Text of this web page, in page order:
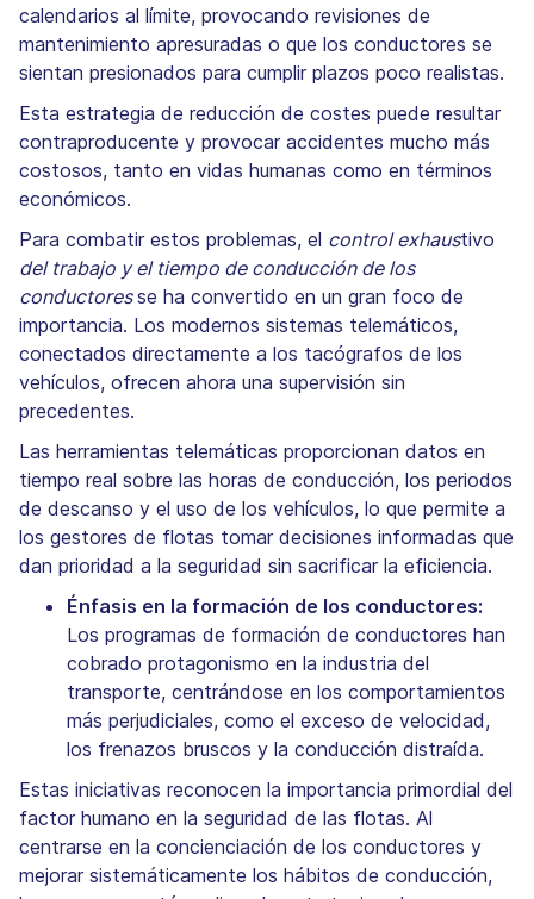
calendarios al límite, provocando revisiones de
mantenimiento apresuradas o que los conductores se
sientan presionados para cumplir plazos poco realistas.
Esta estrategia de reducción de costes puede resultar
contraproducente y provocar accidentes mucho más
costosos, tanto en vidas humanas como en términos
económicos.
Para combatir estos problemas, el control exhaustivo
del trabajo y el tiempo de conducción de los
conductoresse ha convertido en un gran foco de
importancia. Los modernos sistemas telemáticos,
conectados directamente a los tacógrafos de los
vehículos, ofrecen ahora una supervisión sin
precedentes.
Las herramientas telemáticas proporcionan datos en
tiempo real sobre las horas de conducción, los periodos
de descanso y el uso de los vehículos, lo que permite a
los gestores de flotas tomar decisiones informadas que
dan prioridad a la seguridad sin sacrificar la eficiencia.
Énfasis en la formación de los conductores:
Los programas de formación de conductores han
cobrado protagonismo en la industria del
transporte, centrándose en los comportamientos
más perjudiciales, como el exceso de velocidad,
los frenazos bruscos y la conducción distraída.
Estas iniciativas reconocen la importancia primordial del
factor humano en la seguridad de las flotas. Al
centrarse en la concienciación de los conductores y
mejorar sistemáticamente los hábitos de conducción,